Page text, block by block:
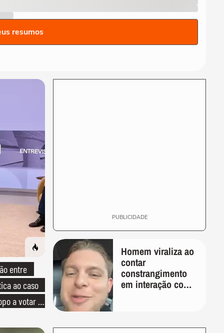
resumos
entre
ao caso
a votar no
PUBLICIDADE
Homem viraliza ao
contar
constrangimento
em interação com